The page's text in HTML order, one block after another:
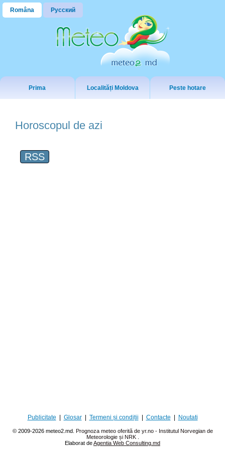
Româna Русский
Prima Localități Moldova Peste hotare
Horoscopul de azi
RSS
Publicitate Glosar| Termeni și condiții Contacte Noutati
© 2009-2026 meteo2.md. Prognoza meteo oferită de yr.no - Institutul Norvegian de
Meteorologie și NRK
Elaborat deAgentia Web Consulting.md